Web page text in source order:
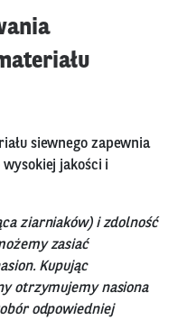
siewnego zapewnia
jakości i
ziarniaków) i zdolność
zasiać
Kupując
otrzymujemy nasiona
odpowiedniej